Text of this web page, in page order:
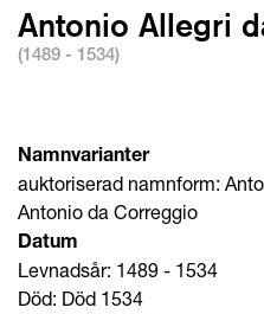
Antonio Allegri
(1489 - 1534)
Namnvarianter
auktoriserad namnform:
Antonio da Correggio
Datum
Levnadsår: 1489 - 1534
Död: Död 1534